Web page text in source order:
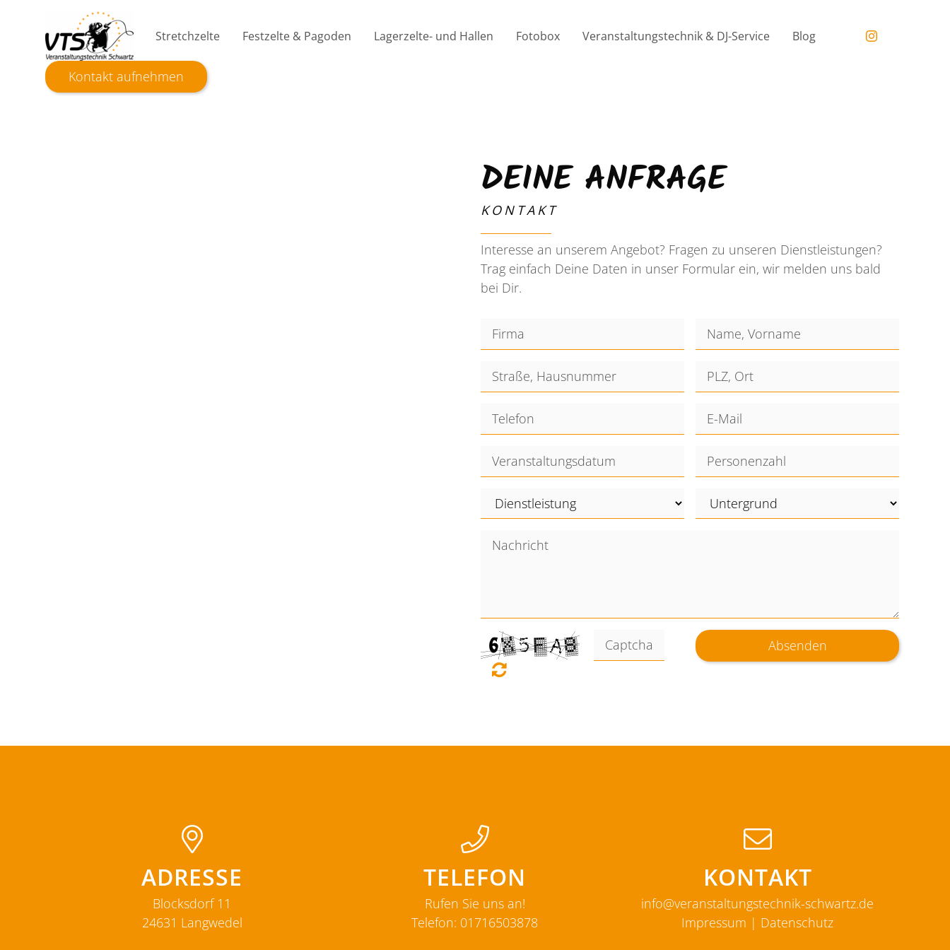
Stretchzelte Festzelte & Pagoden Lagerzelte- und Hallen Fotobox Veranstaltungstechnik & DJ-Service Blog
Kontakt aufnehmen
DEINE ANFRAGE
KONTAKT
Interesse an unserem Angebot? Fragen zu unseren Dienstleistungen?
Trag einfach Deine Daten in unser Formular ein, wir melden uns bald
bei Dir.
Absenden
ADRESSE
Blocksdorf 11
24631 Langwedel
TELEFON
Rufen Sie uns an!
Telefon: 01716503878
KONTAKT
info@veranstaltungstechnik-schwartz.de
Impressum | Datenschutz